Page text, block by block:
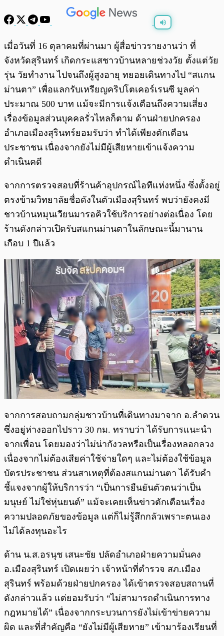
พร้อมเล่น / 0:00
เมื่อวันที่ 16 ตุลาคมที่ผ่านมา ผู้สื่อข่าวรายงานว่า ที่
จังหวัดสุรินทร์ เกิดกระแสชาวบ้านหลายช่วงวัย ตั้งแต่วัย
รุ่น วัยทำงาน ไปจนถึงผู้สูงอายุ ทยอยเดินทางไป “สแกน
ม่านตา” เพื่อแลกรับเหรียญคริปโตเคอร์เรนซี มูลค่า
ประมาณ 500 บาท แม้จะมีการแจ้งเตือนถึงความเสี่ยง
เรื่องข้อมูลส่วนบุคคลรั่วไหลก็ตาม ด้านฝ่ายปกครอง
อำเภอเมืองสุรินทร์ยอมรับว่า ทำได้เพียงตักเตือน
ประชาชน เนื่องจากยังไม่มีผู้เสียหายเข้าแจ้งความ
ดำเนินคดี
จากการตรวจสอบที่ร้านค้าอุปกรณ์ไอทีแห่งหนึ่ง ซึ่งตั้งอยู่
ตรงข้ามวิทยาลัยชื่อดังในตัวเมืองสุรินทร์ พบว่ายังคงมี
ชาวบ้านหมุนเวียนมารอคิวใช้บริการอย่างต่อเนื่อง โดย
ร้านดังกล่าวเปิดรับสแกนม่านตาในลักษณะนี้มานาน
เกือบ 1 ปีแล้ว
จากการสอบถามกลุ่มชาวบ้านที่เดินทางมาจาก อ.ลำดวน
ซึ่งอยู่ห่างออกไปราว 30 กม. ทราบว่า ได้รับการแนะนำ
จากเพื่อน โดยมองว่าไม่น่ากังวลหรือเป็นเรื่องหลอกลวง
เนื่องจากไม่ต้องเสียค่าใช้จ่ายใดๆ และไม่ต้องใช้ข้อมูล
บัตรประชาชน ส่วนสาเหตุที่ต้องสแกนม่านตา ได้รับคำ
ชี้แจงจากผู้ให้บริการว่า “เป็นการยืนยันตัวตนว่าเป็น
มนุษย์ ไม่ใช่หุ่นยนต์” แม้จะเคยเห็นข่าวตักเตือนเรื่อง
ความปลอดภัยของข้อมูล แต่ก็ไม่รู้สึกกลัวเพราะตนเอง
ไม่ได้ลงทุนอะไร
ด้าน น.ส.อรนุช เสนะชัย ปลัดอำเภอฝ่ายความมั่นคง
อ.เมืองสุรินทร์ เปิดเผยว่า เจ้าหน้าที่ตำรวจ สภ.เมือง
สุรินทร์ พร้อมด้วยฝ่ายปกครอง ได้เข้าตรวจสอบสถานที่
ดังกล่าวแล้ว แต่ยอมรับว่า “ไม่สามารถดำเนินการทาง
กฎหมายได้” เนื่องจากกระบวนการยังไม่เข้าข่ายความ
ผิด และที่สำคัญคือ “ยังไม่มีผู้เสียหาย” เข้ามาร้องเรียนที่